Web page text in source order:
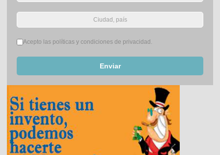
Términos del servicio*
Acepto las políticas y condiciones de privacidad.
Enviar